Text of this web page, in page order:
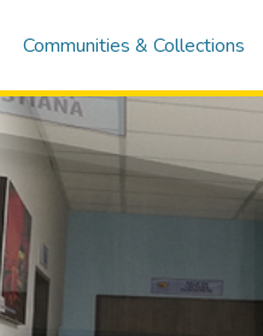
Communities & Collections